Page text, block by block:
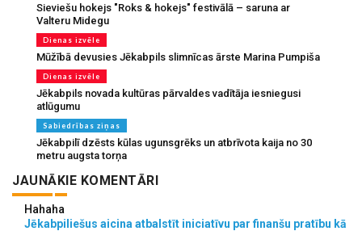
Sieviešu hokejs "Roks & hokejs" festivālā – saruna ar
Valteru Midegu
Dienas izvēle
Mūžībā devusies Jēkabpils slimnīcas ārste Marina Pumpiša
Dienas izvēle
Jēkabpils novada kultūras pārvaldes vadītāja iesniegusi
atlūgumu
Sabiedrības ziņas
Jēkabpilī dzēsts kūlas ugunsgrēks un atbrīvota kaija no 30
metru augsta torņa
JAUNĀKIE KOMENTĀRI
Hahaha
Jēkabpiliešus aicina atbalstīt iniciatīvu par finanšu pratību kā